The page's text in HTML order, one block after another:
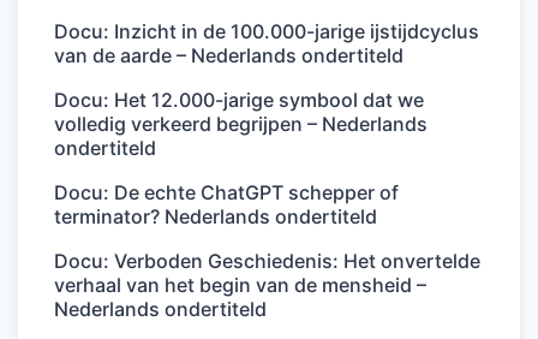
Docu: Inzicht in de 100.000-jarige ijstijdcyclus
van de aarde – Nederlands ondertiteld
Docu: Het 12.000-jarige symbool dat we
volledig verkeerd begrijpen – Nederlands
ondertiteld
Docu: De echte ChatGPT schepper of
terminator? Nederlands ondertiteld
Docu: Verboden Geschiedenis: Het onvertelde
verhaal van het begin van de mensheid –
Nederlands ondertiteld